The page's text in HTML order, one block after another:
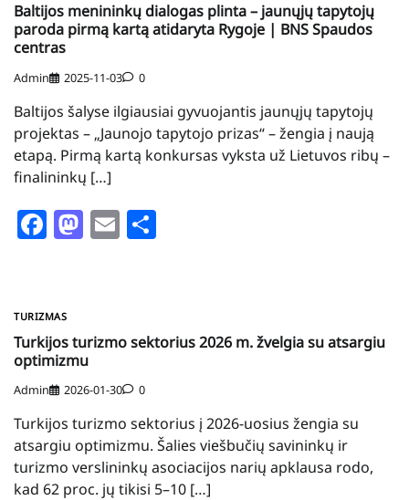
Baltijos menininkų dialogas plinta – jaunųjų tapytojų
paroda pirmą kartą atidaryta Rygoje | BNS Spaudos
centras
Admin 2025-11-03 0
Baltijos šalyse ilgiausiai gyvuojantis jaunųjų tapytojų
projektas – „Jaunojo tapytojo prizas“ – žengia į naują
etapą. Pirmą kartą konkursas vyksta už Lietuvos ribų –
finalininkų […]
Facebook
Mastodon
Email
TURIZMAS
Turkijos turizmo sektorius 2026 m. žvelgia su atsargiu
optimizmu
Admin 2026-01-30 0
Turkijos turizmo sektorius į 2026-uosius žengia su
atsargiu optimizmu. Šalies viešbučių savininkų ir
turizmo verslininkų asociacijos narių apklausa rodo,
kad 62 proc. jų tikisi 5–10 […]